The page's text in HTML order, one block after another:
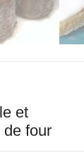
et
de four